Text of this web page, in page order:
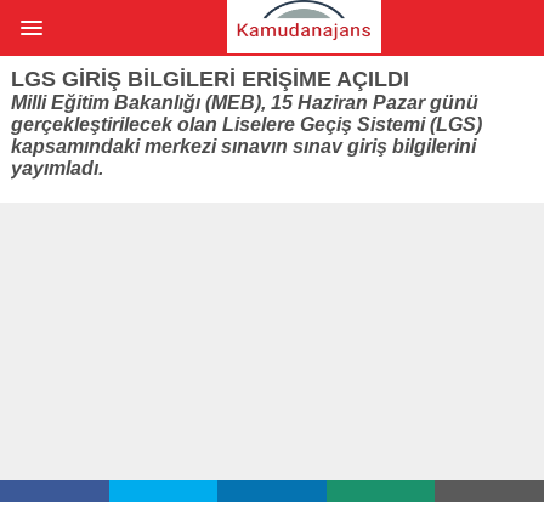
LGS GIRIŞ BILGILERI ERIŞIME AÇILDI
Milli Eğitim Bakanlığı (MEB), 15 Haziran Pazar günü
gerçekleştirilecek olan Liselere Geçiş Sistemi (LGS)
kapsamındaki merkezi sınavın sınav giriş bilgilerini
yayımladı.